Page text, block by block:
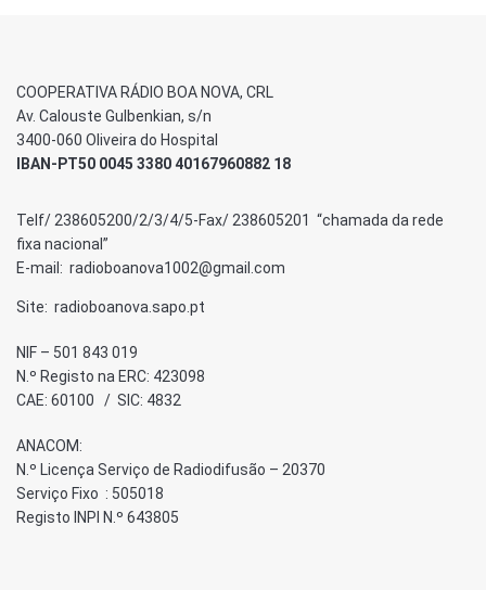
COOPERATIVA RÁDIO BOA NOVA, CRL
Av. Calouste Gulbenkian, s/n
3400-060 Oliveira do Hospital
IBAN-PT50 0045 3380 40167960882 18
Telf/ 238605200/2/3/4/5-Fax/ 238605201 “chamada da rede
fixa nacional”
E-mail: radioboanova1002@gmail.com
Site: radioboanova.sapo.pt
NIF – 501 843 019
N.º Registo na ERC: 423098
CAE: 60100 / SIC: 4832
ANACOM:
N.º Licença Serviço de Radiodifusão – 20370
Serviço Fixo : 505018
Registo INPI N.º 643805